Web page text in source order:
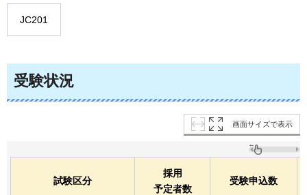
JC201
受験状況
画面サイズで表示
試験区分
採用
予定者数
受験申込数